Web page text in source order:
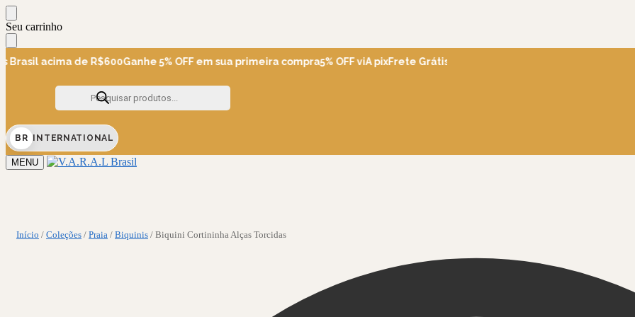
Skip
to
navigation
Skip
to
content
Seu carrinho
acima de R$600Ganhe 5% OFF em sua primeira compra5% OFF viA pixFrete Grátis Brasil acima de R$600
Pesquisar
BR INTERNATIONAL
MENU
Início / Coleções / Praia / Biquinis / Biquini Cortininha Alças Torcidas